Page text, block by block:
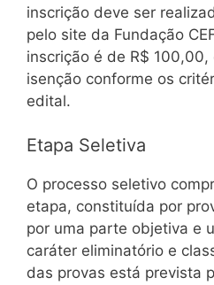
inscrição deve ser
pelo site da Fundação
inscrição é de R$
isenção conforme os
edital.
Etapa Seletiva
O processo seletivo
etapa, constituída por
por uma parte objetiva e
caráter eliminatório e
das provas está prevista